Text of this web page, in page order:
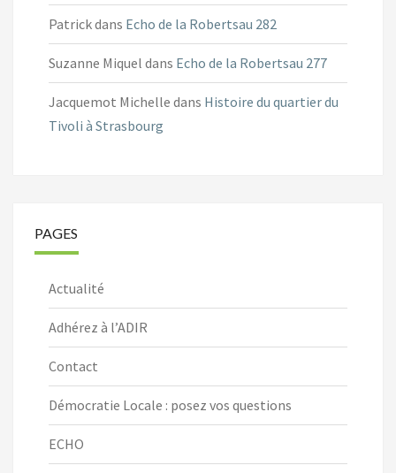
Patrickdans Echo de la Robertsau 282
Suzanne Miquel dans Echo de la Robertsau 277
Jacquemot Michelle dans Histoire du quartier du
Tivoli à Strasbourg
PAGES
Actualité
Adhérez à l’ADIR
Contact
Démocratie Locale : posez vos questions
ECHO